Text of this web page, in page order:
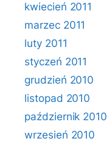
kwiecień 2011
marzec 2011
luty 2011
styczeń 2011
grudzień 2010
listopad 2010
październik 2010
wrzesień 2010